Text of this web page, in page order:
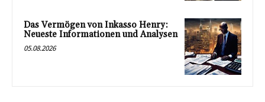
Das Vermögen von Inkasso Henry:
Neueste Informationen und Analysen
05.08.2026